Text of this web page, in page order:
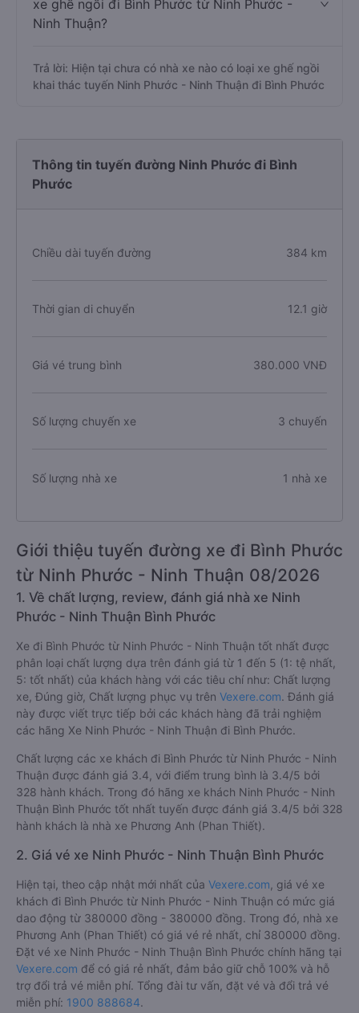
xe ghế ngồi đi Bình Phước từ Ninh Phước -
Ninh Thuận?
Trả lời: Hiện tại chưa có nhà xe nào có loại xe ghế ngồi
khai thác tuyến Ninh Phước - Ninh Thuận đi Bình Phước
Thông tin tuyến đường Ninh Phước đi Bình
Phước
Chiều dài tuyến đường 384 km
Thời gian di chuyển 12.1 giờ
Giá vé trung bình 380.000 VNĐ
Số lượng chuyến xe 3 chuyến
Số lượng nhà xe 1 nhà xe
Giới thiệu tuyến đường xe đi Bình Phước
từ Ninh Phước - Ninh Thuận 08/2026
1. Về chất lượng, review, đánh giá nhà xe Ninh
Phước - Ninh Thuận Bình Phước
Xe đi Bình Phước từ Ninh Phước - Ninh Thuận tốt nhất được
phân loại chất lượng dựa trên đánh giá từ 1 đến 5 (1: tệ nhất,
5: tốt nhất) của khách hàng với các tiêu chí như: Chất lượng
xe, Đúng giờ, Chất lượng phục vụ trên Vexere.com. Đánh giá
này được viết trực tiếp bởi các khách hàng đã trải nghiệm
các hãng Xe Ninh Phước - Ninh Thuận đi Bình Phước.
Chất lượng các xe khách đi Bình Phước từ Ninh Phước - Ninh
Thuận được đánh giá 3.4, với điểm trung bình là 3.4/5 bởi
328 hành khách. Trong đó hãng xe khách Ninh Phước - Ninh
Thuận Bình Phước tốt nhất tuyến được đánh giá 3.4/5 bởi 328
hành khách là nhà xe Phương Anh (Phan Thiết).
2. Giá vé xe Ninh Phước - Ninh Thuận Bình Phước
Hiện tại, theo cập nhật mới nhất của Vexere.com , giá vé xe
khách đi Bình Phước từ Ninh Phước - Ninh Thuận có mức giá
dao động từ 380000 đồng - 380000 đồng. Trong đó, nhà xe
Phương Anh (Phan Thiết) có giá vé rẻ nhất, chỉ 380000 đồng.
Đặt vé xe Ninh Phước - Ninh Thuận Bình Phước chính hãng tại
Vexere.com để có giá rẻ nhất, đảm bảo giữ chỗ 100% và hỗ
trợ đổi trả vé miễn phí. Tổng đài tư vấn, đặt vé và đổi trả vé
miễn phí: 1900 888684.